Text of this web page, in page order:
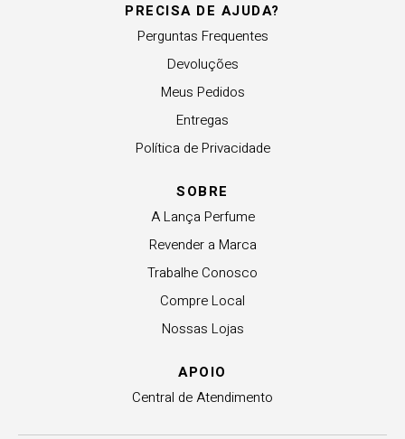
PRECISA DE AJUDA?
Perguntas Frequentes
Devoluções
Meus Pedidos
Entregas
Política de Privacidade
SOBRE
A Lança Perfume
Revender a Marca
Trabalhe Conosco
Compre Local
Nossas Lojas
APOIO
Central de Atendimento